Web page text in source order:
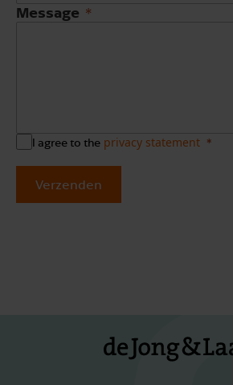
Message
I agree to the privacy statement
Verzenden